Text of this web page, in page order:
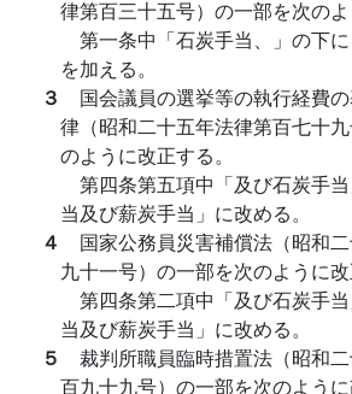
律第百三十五号）の一部を次のよ
第一条中「石炭手当、」の下に
を加える。
３ 国会議員の選挙等の執行経費
律（昭和二十五年法律第百七十
のように改正する。
第四条第五項中「及び石炭手
当及び薪炭手当」に改める。
４ 国家公務員災害補償法（昭和
九十一号）の一部を次のように改
第四条第二項中「及び石炭手
当及び薪炭手当」に改める。
５ 裁判所職員臨時措置法（昭和
百九十九号）の一部を次のように